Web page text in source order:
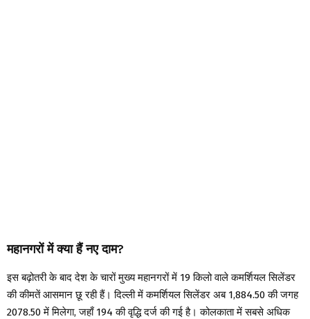
महानगरों में क्या हैं नए दाम?
इस बढ़ोतरी के बाद देश के चारों मुख्य महानगरों में 19 किलो वाले कमर्शियल सिलेंडर
की कीमतें आसमान छू रही हैं। दिल्ली में कमर्शियल सिलेंडर अब ₹1,884.50 की जगह
₹2078.50 में मिलेगा, जहाँ ₹194 की वृद्धि दर्ज की गई है। कोलकाता में सबसे अधिक